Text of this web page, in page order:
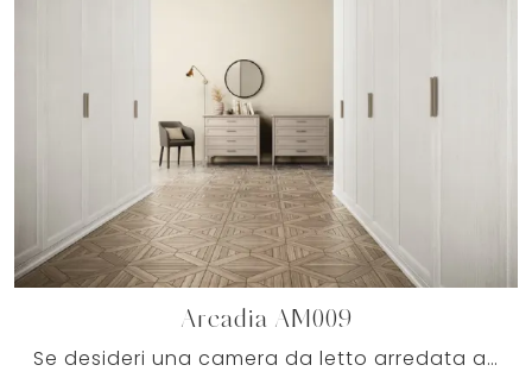
Arcadia AM009
Se desideri una camera da letto arredata al meglio, scegli l'armadio Arcadia AM009 con ante battenti di Colombini Casa!